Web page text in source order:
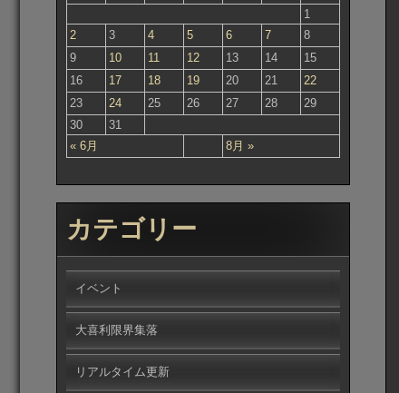
« 6月 8月 »
1
2
3 4 5 6 7
8
9
10 11 12 13 14
15
16
17 18 19 20 21
22
23
24 25 26 27 28
29
30
31
カテゴリー
イベント
大喜利限界集落
リアルタイム更新